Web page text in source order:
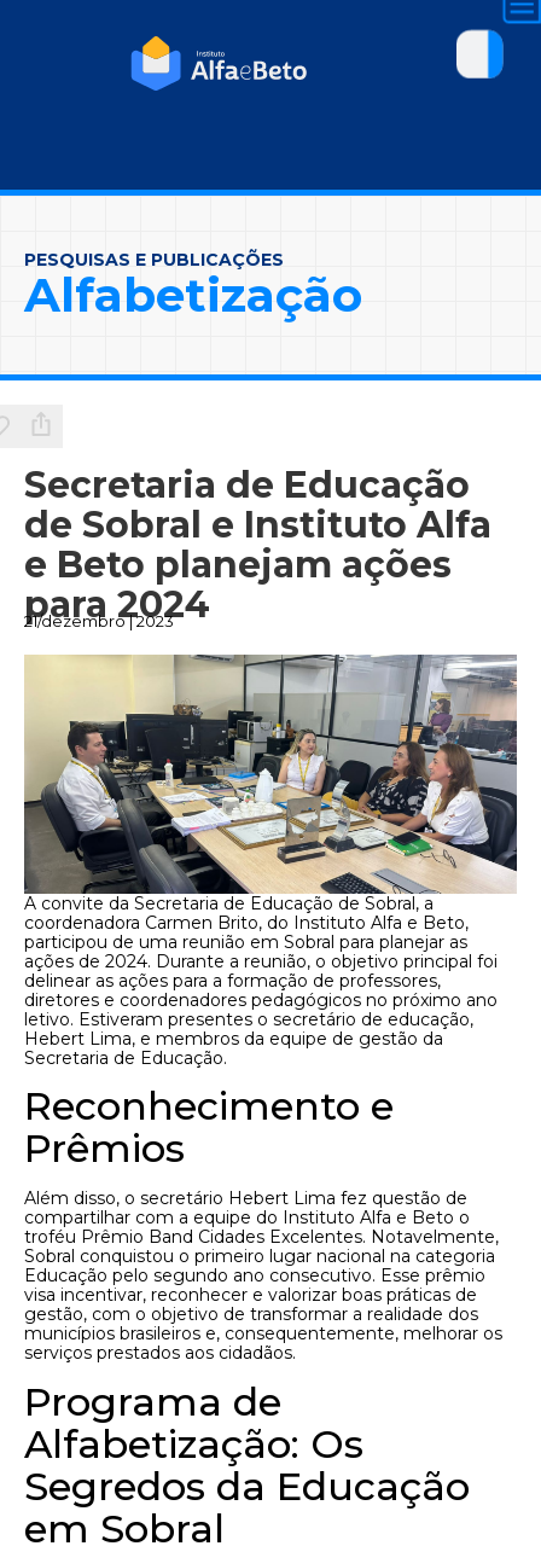
PESQUISAS E PUBLICAÇÕES
Alfabetização
Secretaria de Educação
de Sobral e Instituto Alfa
e Beto planejam ações
para 2024
21/dezembro | 2023
A convite da Secretaria de Educação de Sobral, a
coordenadora Carmen Brito, do Instituto Alfa e Beto,
participou de uma reunião em Sobral para planejar as
ações de 2024. Durante a reunião, o objetivo principal foi
delinear as ações para a formação de professores,
diretores e coordenadores pedagógicos no próximo ano
letivo. Estiveram presentes o secretário de educação,
Hebert Lima, e membros da equipe de gestão da
Secretaria de Educação.
Reconhecimento e
Prêmios
Além disso, o secretário Hebert Lima fez questão de
compartilhar com a equipe do Instituto Alfa e Beto o
troféu Prêmio Band Cidades Excelentes. Notavelmente,
Sobral conquistou o primeiro lugar nacional na categoria
Educação pelo segundo ano consecutivo. Esse prêmio
visa incentivar, reconhecer e valorizar boas práticas de
gestão, com o objetivo de transformar a realidade dos
municípios brasileiros e, consequentemente, melhorar os
serviços prestados aos cidadãos.
Programa de
Alfabetização: Os
Segredos da Educação
em Sobral